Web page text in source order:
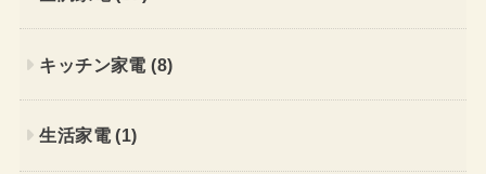
キッチン家電(8)
生活家電(1)